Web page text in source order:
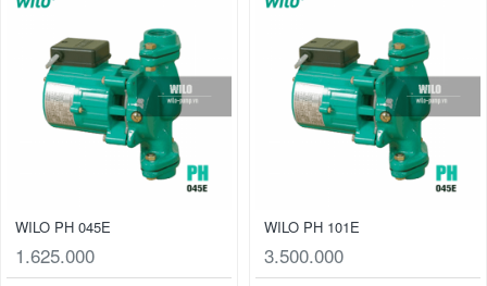
WILO PH 045E
1.625.000
WILO PH 101E
3.500.000